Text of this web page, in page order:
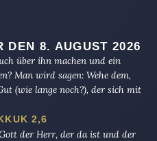
DEN 8. AUGUST 2026
über ihn machen und ein
Man wird sagen: Wehe dem,
(wie lange noch?), der sich mit
2,6
der Herr, der da ist und der